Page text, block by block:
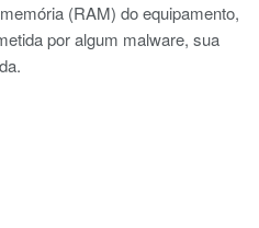
(RAM) do equipamento,
por algum malware, sua